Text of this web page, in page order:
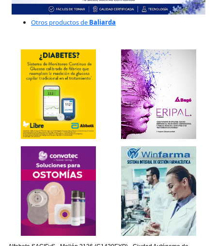
Otros productos con trimebutina+simeticona
Otros productos de Baliarda